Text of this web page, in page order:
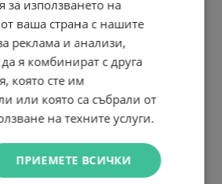
използването на
ваша страна с нашите
реклама и анализи,
я комбинират с друга
която сте им
или която са събрали от
на техните услуги.
ПРИЕМЕТЕ ВСИЧКИ